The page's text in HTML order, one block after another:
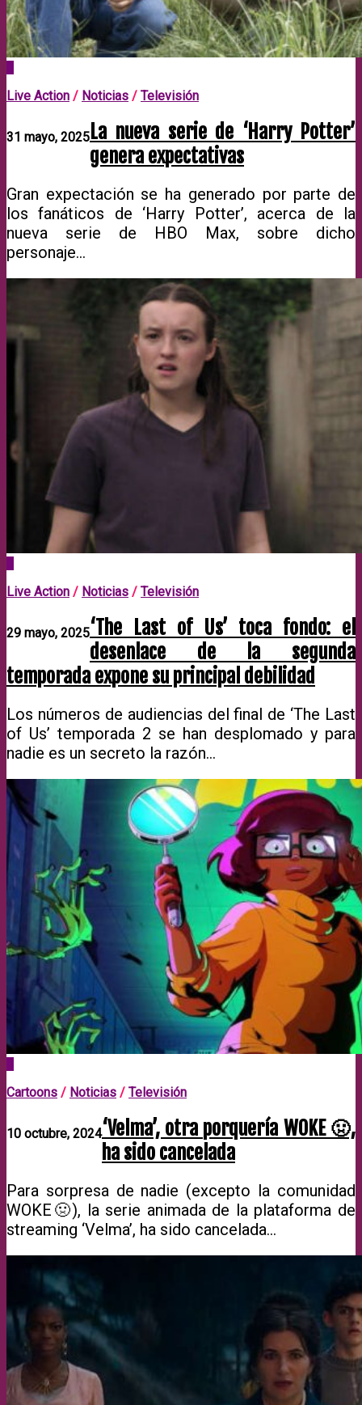
Live Action / Noticias / Televisión
31 mayo, 2025 La nueva serie de ‘Harry Potter’
genera expectativas
Gran expectación se ha generado por parte de
los fanáticos de ‘Harry Potter’, acerca de la
nueva serie de HBO Max, sobre dicho
personaje…
Live Action / Noticias / Televisión
29 mayo, 2025‘The Last of Us’ toca fondo: el
desenlace de la segunda
temporada expone su principal debilidad
Los números de audiencias del final de ‘The Last
of Us’ temporada 2 se han desplomado y para
nadie es un secreto la razón…
Cartoons / Noticias / Televisión
10 octubre, 2024‘Velma’, otra porquería WOKE 🤢,
ha sido cancelada
Para sorpresa de nadie (excepto la comunidad
WOKE🤢), la serie animada de la plataforma de
streaming ‘Velma’, ha sido cancelada…